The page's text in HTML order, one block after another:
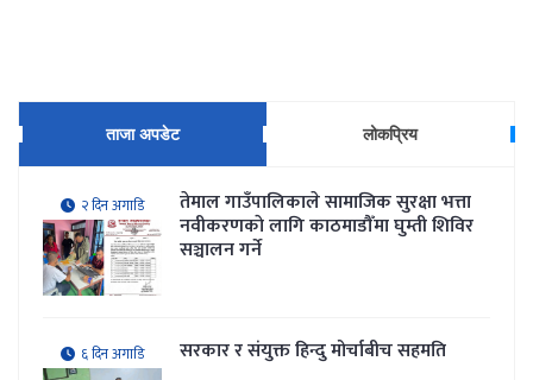
ताजा अपडेट लोकप्रिय
२ दिन अगाडि तेमाल गाउँपालिकाले सामाजिक सुरक्षा भत्ता
नवीकरणकाे लागि काठमाडौँमा घुम्ती शिविर
सञ्चालन गर्ने
६ दिन अगाडि सरकार र संयुक्त हिन्दु मोर्चाबीच सहमति